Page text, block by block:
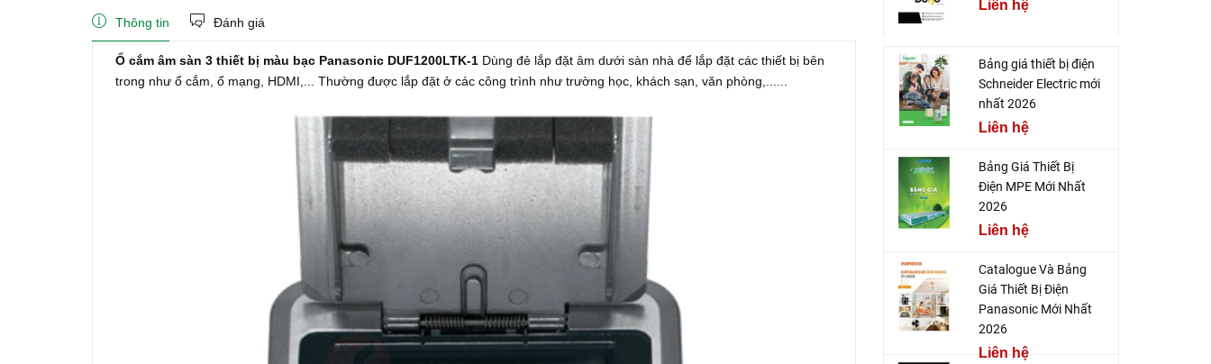
Thông tin Đánh giá
Ổ cắm âm sàn 3 thiết bị màu bạc Panasonic DUF1200LTK-1 Dùng đẻ lắp đặt âm dưới sàn nhà để lắp đặt các thiết bị bên
trong như ổ cắm, ổ mạng, HDMI,... Thường được lắp đặt ở các công trình như trường học, khách sạn, văn phòng,......
Liên hệ
Bảng giá thiết bị điện
Schneider Electric mới
nhất 2026
Liên hệ
Bảng Giá Thiết Bị
Điện MPE Mới Nhất
2026
Liên hệ
Catalogue Và Bảng
Giá Thiết Bị Điện
Panasonic Mới Nhất
2026
Liên hệ